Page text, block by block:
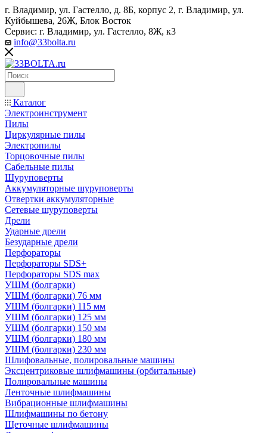
г. Владимир, ул. Гастелло, д. 8Б, корпус 2, г. Владимир, ул. ​
Куйбышева, 26Ж, Блок Восток
Сервис: г. Владимир, ул. Гастелло, 8Ж, к3
info@33bolta.ru
Каталог
Электроинструмент
Пилы
Циркулярные пилы
Электропилы
Торцовочные пилы
Сабельные пилы
Шуруповерты
Аккумуляторные шуруповерты
Отвертки аккумуляторные
Сетевые шуруповерты
Дрели
Ударные дрели
Безударные дрели
Перфораторы
Перфораторы SDS+
Перфораторы SDS max
УШМ (болгарки)
УШМ (болгарки) 76 мм
УШМ (болгарки) 115 мм
УШМ (болгарки) 125 мм
УШМ (болгарки) 150 мм
УШМ (болгарки) 180 мм
УШМ (болгарки) 230 мм
Шлифовальные, полировальные машины
Эксцентриковые шлифмашины (орбитальные)
Полировальные машины
Ленточные шлифмашины
Вибрационные шлифмашины
Шлифмашины по бетону
Щеточные шлифмашины